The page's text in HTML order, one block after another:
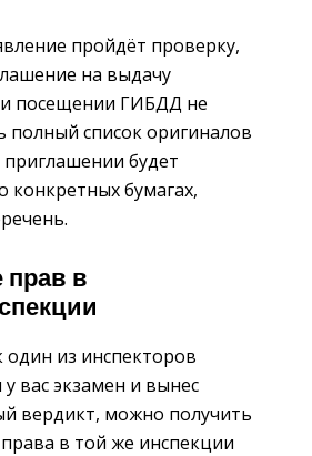
пройдёт проверку,
на выдачу
посещении ГИБДД не
полный список оригиналов
будет
конкретных бумагах,
прав в
один из инспекторов
вас экзамен и вынес
вердикт, можно получить
в той же инспекции